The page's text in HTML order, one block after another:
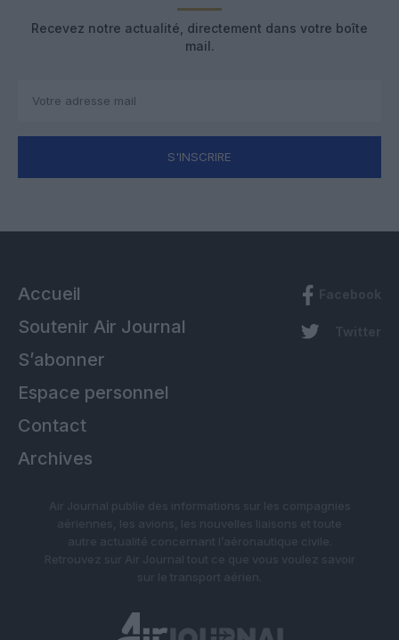
Recevez notre actualité, directement dans votre boîte
mail.
S'INSCRIRE
Accueil
Soutenir Air Journal
S’abonner
Espace personnel
Contact
Archives